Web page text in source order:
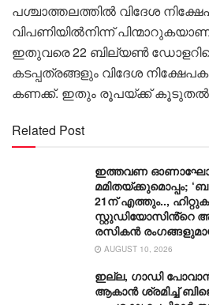
പശ്ചാത്തലത്തിൽ വിദേശ
വിപണിയിൽനിന്ന്
ഇതുവരെ 22 ബില്യൺ
കടപ്പത്രങ്ങളും വിദേശ
കണക്ക്. ഇതും രൂപയ്ക്ക് കൂടുതൽ
Related Post
ഇത്തവണ
മമിതയ്ക്കുമൊപ്പം;
21ന് എത്തും..,
സ്റ്റുഡിയോസിൻ്റെ
രസികൻ
AUGUST 10, 2026
ഇല്ല, ​ഗാഡി
ആകാൻ ശ്രമിച്ച്